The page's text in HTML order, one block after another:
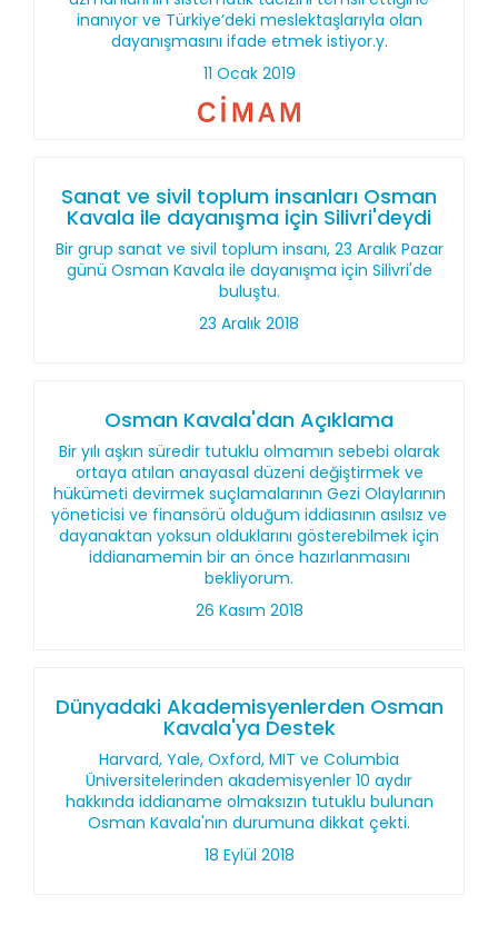
inanıyor ve Türkiye’deki meslektaşlarıyla olan
dayanışmasını ifade etmek istiyor.y.
11 Ocak 2019
Sanat ve sivil toplum insanları Osman
Kavala ile dayanışma için Silivri'deydi
Bir grup sanat ve sivil toplum insanı, 23 Aralık Pazar
günü Osman Kavala ile dayanışma için Silivri'de
buluştu.
23 Aralık 2018
Osman Kavala'dan Açıklama
Bir yılı aşkın süredir tutuklu olmamın sebebi olarak
ortaya atılan anayasal düzeni değiştirmek ve
hükümeti devirmek suçlamalarının Gezi Olaylarının
yöneticisi ve finansörü olduğum iddiasının asılsız ve
dayanaktan yoksun olduklarını gösterebilmek için
iddianamemin bir an önce hazırlanmasını
bekliyorum.
26 Kasım 2018
Dünyadaki Akademisyenlerden Osman
Kavala'ya Destek
Harvard, Yale, Oxford, MIT ve Columbia
Üniversitelerinden akademisyenler 10 aydır
hakkında iddianame olmaksızın tutuklu bulunan
Osman Kavala'nın durumuna dikkat çekti.
18 Eylül 2018